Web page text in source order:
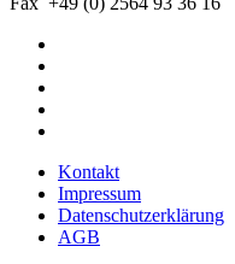
Kontakt
Impressum
Datenschutzerklärung
AGB